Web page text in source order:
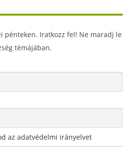
pénteken. Iratkozz fel! Ne maradj le
témájában.
az adatvédelmi irányelvet